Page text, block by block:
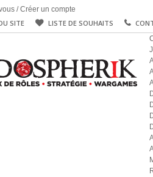
/Créer un compte
SITE LISTE DE SOUHAITS